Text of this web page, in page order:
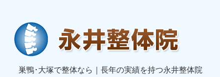
巣鴨･大塚で整体なら｜長年の実績を持つ永井整体院